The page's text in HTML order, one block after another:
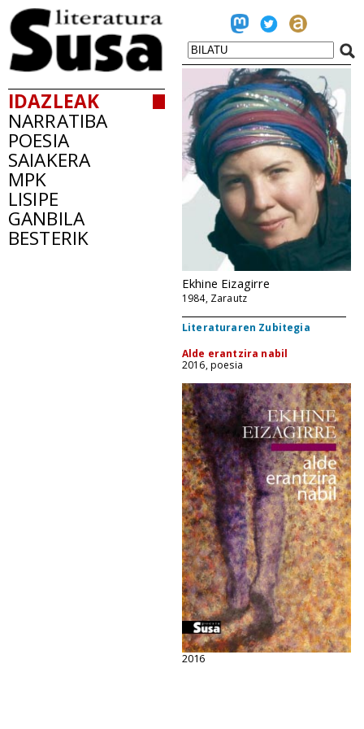
IDAZLEAK
NARRATIBA
POESIA
SAIAKERA
MPK
LISIPE
GANBILA
BESTERIK
Ekhine Eizagirre
1984, Zarautz
Literaturaren Zubitegia
Alde erantzira nabil
2016, poesia
2016